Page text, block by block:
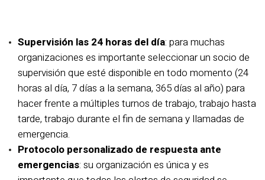
Supervisión las 24 horas del día: para muchas
organizaciones es importante seleccionar un socio de
supervisión que esté disponible en todo momento (24
horas al día, 7 días a la semana, 365 días al año) para
hacer frente a múltiples turnos de trabajo, trabajo hasta
tarde, trabajo durante el fin de semana y llamadas de
emergencia.
Protocolo personalizado de respuesta ante
emergencias: su organización es única y es